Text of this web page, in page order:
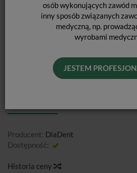
osób wykonujących zawód
inny sposób związanych
medyczną, np.
wyrobami
JESTEM
SĄCZKI PAPIEROWE
Producent: DiaDent
Dostępność:
Historia ceny